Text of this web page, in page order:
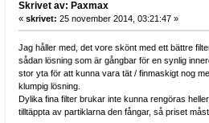
Skrivet av: Paxmax
« skrivet: 25 november 2014, 03:21:47 »
Jag håller med, det vore skönt med ett bättre
sådan lösning som är gångbar för en synlig
stor yta för att kunna vara tät / finmaskigt nog
klumpig lösning.
Dylika fina filter brukar inte kunna rengöras
tilltäppta av partiklarna den fångar, så priset